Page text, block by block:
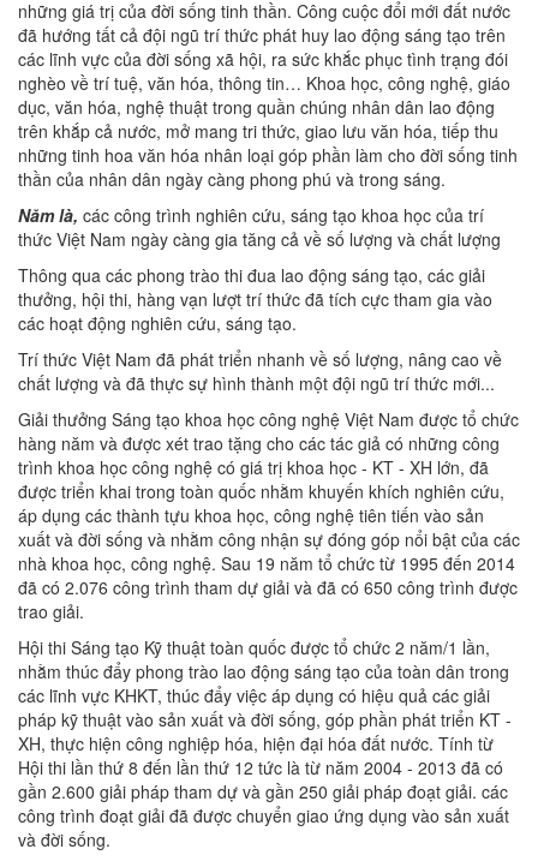
những giá trị của đời sống tinh thần. Công cuộc đổi mới đất nước
đã hướng tất cả đội ngũ trí thức phát huy lao động sáng tạo trên
các lĩnh vực của đời sống xã hội, ra sức khắc phục tình trạng đói
nghèo về trí tuệ, văn hóa, thông tin… Khoa học, công nghệ, giáo
dục, văn hóa, nghệ thuật trong quần chúng nhân dân lao động
trên khắp cả nước, mở mang tri thức, giao lưu văn hóa, tiếp thu
những tinh hoa văn hóa nhân loại góp phần làm cho đời sống tinh
thần của nhân dân ngày càng phong phú và trong sáng.
Năm là, các công trình nghiên cứu, sáng tạo khoa học của trí
thức Việt Nam ngày càng gia tăng cả về số lượng và chất lượng
Thông qua các phong trào thi đua lao động sáng tạo, các giải
thưởng, hội thi, hàng vạn lượt trí thức đã tích cực tham gia vào
các hoạt động nghiên cứu, sáng tạo.
Trí thức Việt Nam đã phát triển nhanh về số lượng, nâng cao về
chất lượng và đã thực sự hình thành một đội ngũ trí thức mới...
Giải thưởng Sáng tạo khoa học công nghệ Việt Nam được tổ chức
hàng năm và được xét trao tặng cho các tác giả có những công
trình khoa học công nghệ có giá trị khoa học - KT - XH lớn, đã
được triển khai trong toàn quốc nhằm khuyến khích nghiên cứu,
áp dụng các thành tựu khoa học, công nghệ tiên tiến vào sản
xuất và đời sống và nhằm công nhận sự đóng góp nổi bật của các
nhà khoa học, công nghệ. Sau 19 năm tổ chức từ 1995 đến 2014
đã có 2.076 công trình tham dự giải và đã có 650 công trình được
trao giải.
Hội thi Sáng tạo Kỹ thuật toàn quốc được tổ chức 2 năm/1 lần,
nhằm thúc đẩy phong trào lao động sáng tạo của toàn dân trong
các lĩnh vực KHKT, thúc đẩy việc áp dụng có hiệu quả các giải
pháp kỹ thuật vào sản xuất và đời sống, góp phần phát triển KT -
XH, thực hiện công nghiệp hóa, hiện đại hóa đất nước. Tính từ
Hội thi lần thứ 8 đến lần thứ 12 tức là từ năm 2004 - 2013 đã có
gần 2.600 giải pháp tham dự và gần 250 giải pháp đoạt giải. các
công trình đoạt giải đã được chuyển giao ứng dụng vào sản xuất
và đời sống.